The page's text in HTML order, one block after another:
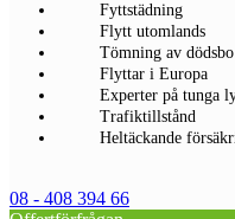
Fyttstädning
Flytt utomlands
Tömning av
Flyttar i Europa
Experter på tunga
Trafiktillstånd
Heltäckande
08 - 408 394 66